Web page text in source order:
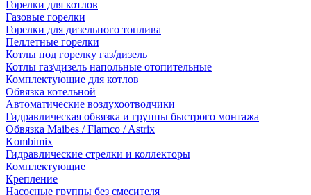
Горелки для котлов
Газовые горелки
Горелки для дизельного топлива
Пеллетные горелки
Котлы под горелку газ/дизель
Котлы газ\дизель напольные отопительные
Комплектующие для котлов
Обвязка котельной
Автоматические воздухоотводчики
Гидравлическая обвязка и группы быстрого монтажа
Обвязка Maibes / Flamco / Astrix
Kombimix
Гидравлические стрелки и коллекторы
Комплектующие
Крепление
Насосные группы без смесителя